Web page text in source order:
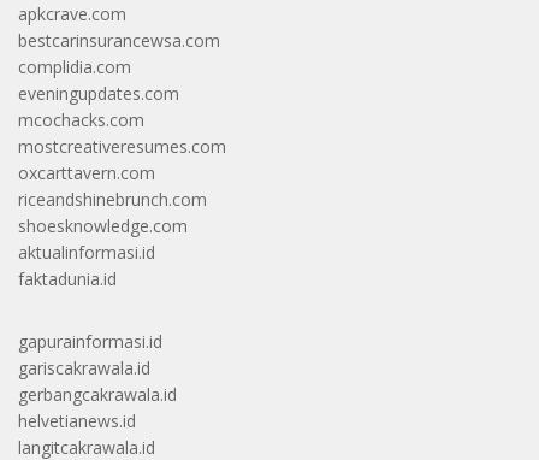
apkcrave.com
bestcarinsurancewsa.com
complidia.com
eveningupdates.com
mcochacks.com
mostcreativeresumes.com
oxcarttavern.com
riceandshinebrunch.com
shoesknowledge.com
aktualinformasi.id
faktadunia.id
gapurainformasi.id
gariscakrawala.id
gerbangcakrawala.id
helvetianews.id
langitcakrawala.id